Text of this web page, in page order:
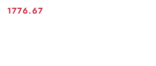
Cena:
1776.67